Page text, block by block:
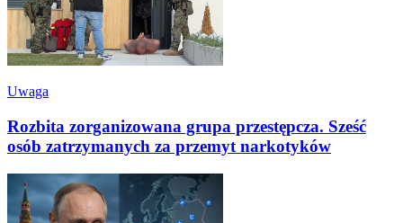
Uwaga
Rozbita zorganizowana grupa przestępcza. Sześć
osób zatrzymanych za przemyt narkotyków